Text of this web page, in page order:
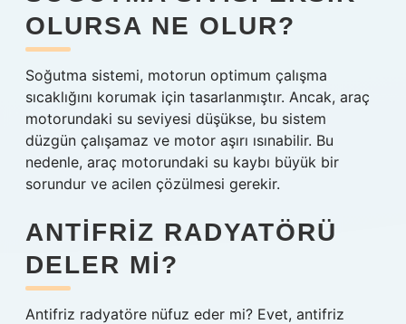
OLURSA NE OLUR?
Soğutma sistemi, motorun optimum çalışma
sıcaklığını korumak için tasarlanmıştır. Ancak, araç
motorundaki su seviyesi düşükse, bu sistem
düzgün çalışamaz ve motor aşırı ısınabilir. Bu
nedenle, araç motorundaki su kaybı büyük bir
sorundur ve acilen çözülmesi gerekir.
ANTIFRIZ RADYATÖRÜ
DELER MI?
Antifriz radyatöre nüfuz eder mi? Evet, antifriz